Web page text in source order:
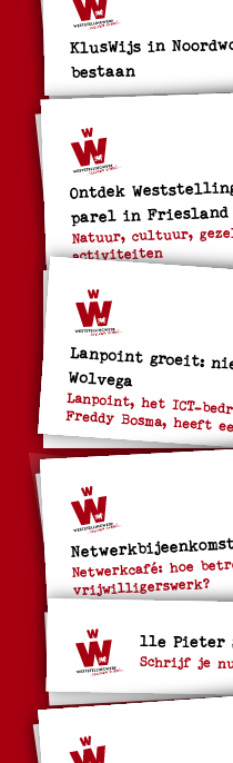
KlusWijs in
bestaan
Ontdek
parel in Friesland
Natuur, cultuur,
activiteiten
Lanpoint groeit:
Wolvega
Lanpoint, het ICT-
Freddy Bosma, heeft
Netwerkcafé: hoe
vrijwilligerswerk?
11e
Schrijf je